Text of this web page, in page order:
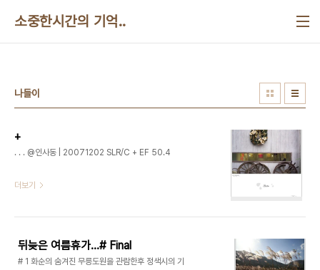
소중한시간의 기억..
나들이
+
. . . @인사동 | 20071202 SLR/C + EF 50.4
더보기
뒤늦은 여름휴가...# Final
# 1 화순의 숨겨진 무릉도원을 관람한후 정색시의 기